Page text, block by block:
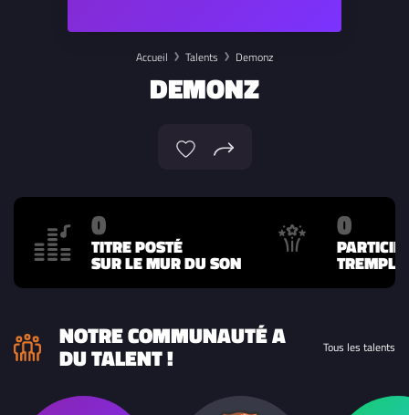
Accueil Talents Demonz
DEMONZ
0
TITRE POSTÉ
SUR LE MUR DU SON
0
NOTRE COMMUNAUTÉ A
DU TALENT ! Tous les talents